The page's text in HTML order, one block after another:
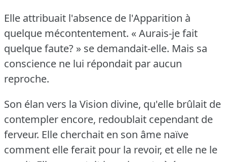
Elle attribuait l'absence de l'Apparition à
quelque mécontentement. « Aurais-je fait
quelque faute? » se demandait-elle. Mais sa
conscience ne lui répondait par aucun
reproche.
Son élan vers la Vision divine, qu'elle brûlait de
contempler encore, redoublait cependant de
ferveur. Elle cherchait en son âme naïve
comment elle ferait pour la revoir, et elle ne le